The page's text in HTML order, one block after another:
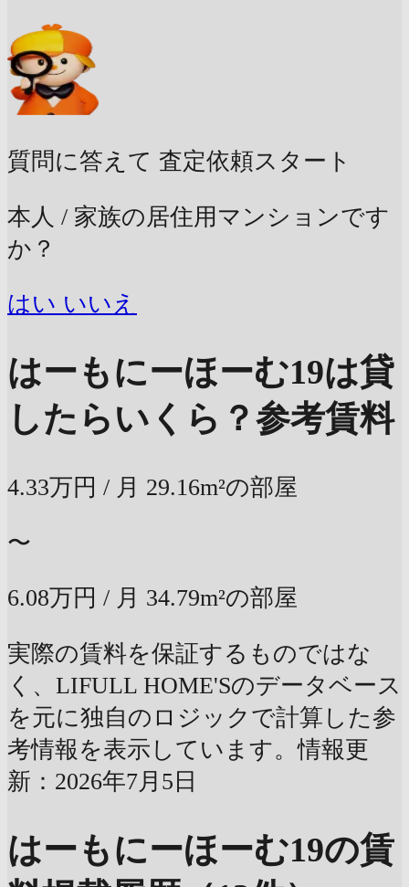
質問に答えて 査定依頼スタート
本人 / 家族の居住用マンションです
か？
はい いいえ
はーもにーほーむ19は貸
したらいくら？参考賃料
4.33万円 / 月 29.16m²の部屋
〜
6.08万円 / 月 34.79m²の部屋
実際の賃料を保証するものではな
く、LIFULL HOME'Sのデータベース
を元に独自のロジックで計算した参
考情報を表示しています。情報更
新：2026年7月5日
はーもにーほーむ19の賃